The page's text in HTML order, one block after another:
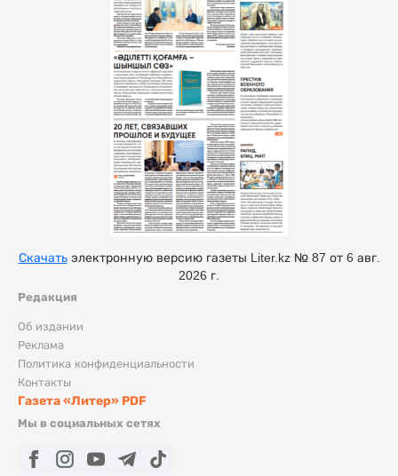
Редакция
Об издании
Реклама
Политика конфиденциальности
Контакты
Газета «Литер» PDF
Мы в социальных сетях
Скачатьэлектронную версию газеты Liter.kz № 87 от 6 авг.
2026 г.